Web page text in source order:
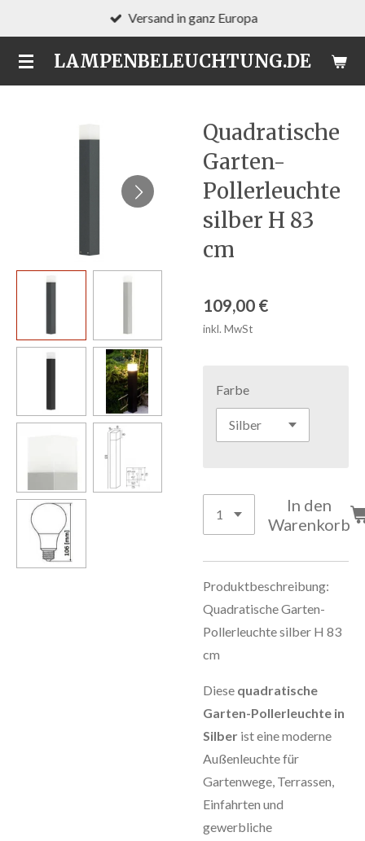
Hauptinhalt
springenLAMPENBELEUCHTUNG.DE
Versand in ganz Europa
Quadratische
Garten-
Pollerleuchte
silber H 83
cm
109,00 €
inkl. MwSt
Farbe
In den
Warenkorb
Produktbeschreibung:
Quadratische Garten-
Pollerleuchte silber H 83
cm
Diese quadratische
Garten-Pollerleuchte in
Silber ist eine moderne
Außenleuchte für
Gartenwege, Terrassen,
Einfahrten und
gewerbliche